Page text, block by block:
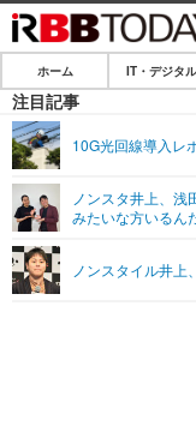
ホーム
IT・デジタル
ネタ
ショッピング
SPEED TEST
エンタメ
エンタメTOP
ライフ
ホーム IT・デジタ
注目記事
10G光回線導入レ
ノンスタ井上、
みたいな方いるん
ノンスタイル井上